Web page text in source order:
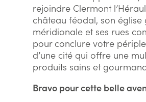
rejoindre Clermont
château féodal, son église
méridionale et ses rues
pour conclure votre
d’une cité qui offre une
produits sains et
Bravo pour cette belle